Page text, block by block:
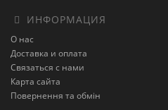
ИНФОРМАЦИЯ
О нас
Доставка и оплата
Связаться с нами
Карта сайта
Повернення та обмін